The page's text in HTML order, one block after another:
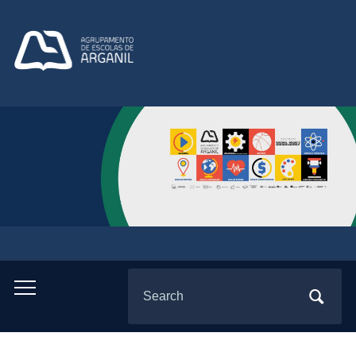
Toggle
menu
for: